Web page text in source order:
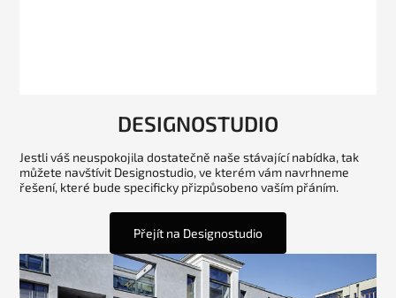
DESIGNOSTUDIO
Jestli váš neuspokojila dostatečně naše stávající nabídka, tak
můžete navštívit Designostudio, ve kterém vám navrhneme
řešení, které bude specificky přizpůsobeno vaším přáním.
Přejít na Designostudio